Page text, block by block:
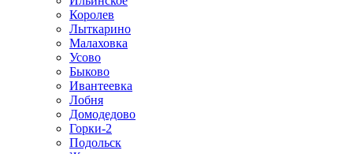
Королев
Лыткарино
Малаховка
Усово
Быково
Ивантеевка
Лобня
Домодедово
Горки-2
Подольск